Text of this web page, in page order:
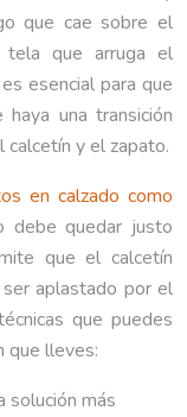
que cae sobre el
tela que arruga el
esencial para que
una transición
y el zapato.
en calzado como
debe quedar justo
que el calcetín
aplastado por el
que puedes
que lleves:
solución más